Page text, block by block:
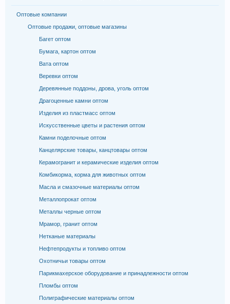
Оптовые компании
Оптовые продажи, оптовые магазины
Багет оптом
Бумага, картон оптом
Вата оптом
Веревки оптом
Деревянные поддоны, дрова, уголь оптом
Драгоценные камни оптом
Изделия из пластмасс оптом
Искусственные цветы и растения оптом
Камни поделочные оптом
Канцелярские товары, канцтовары оптом
Керамогранит и керамические изделия оптом
Комбикорма, корма для животных оптом
Масла и смазочные материалы оптом
Металлопрокат оптом
Металлы черные оптом
Мрамор, гранит оптом
Нетканые материалы
Нефтепродукты и топливо оптом
Охотничьи товары оптом
Парикмахерское оборудование и принадлежности оптом
Пломбы оптом
Полиграфические материалы оптом